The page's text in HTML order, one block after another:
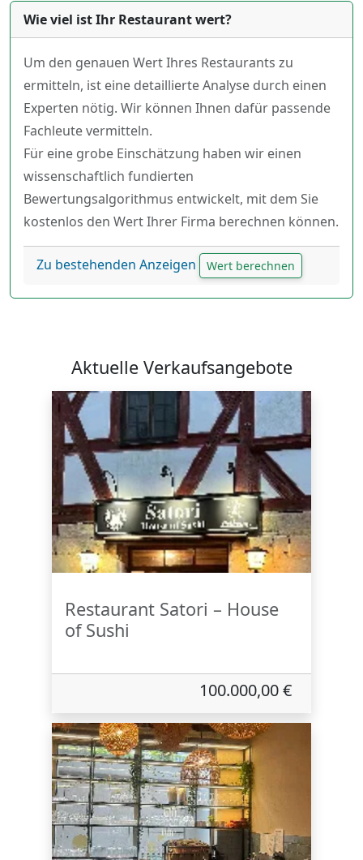
Wie viel ist Ihr Restaurant wert?
Um den genauen Wert Ihres Restaurants zu
ermitteln, ist eine detaillierte Analyse durch einen
Experten nötig. Wir können Ihnen dafür passende
Fachleute vermitteln.
Für eine grobe Einschätzung haben wir einen
wissenschaftlich fundierten
Bewertungsalgorithmus entwickelt, mit dem Sie
kostenlos den Wert Ihrer Firma berechnen können.
Zu bestehenden Anzeigen Wert berechnen
Aktuelle Verkaufsangebote
Restaurant Satori – House
of Sushi
100.000,00 €